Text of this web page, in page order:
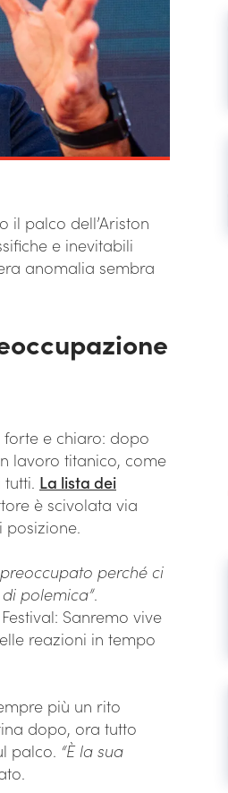
il palco dell’Ariston
e inevitabili
anomalia sembra
e chiaro: dopo
lavoro titanico, come
La lista dei
è scivolata via
posizione.
preoccupato perché ci
polemica”.
Sanremo vive
reazioni in tempo
più un rito
dopo, ora tutto
palco. “È la sua